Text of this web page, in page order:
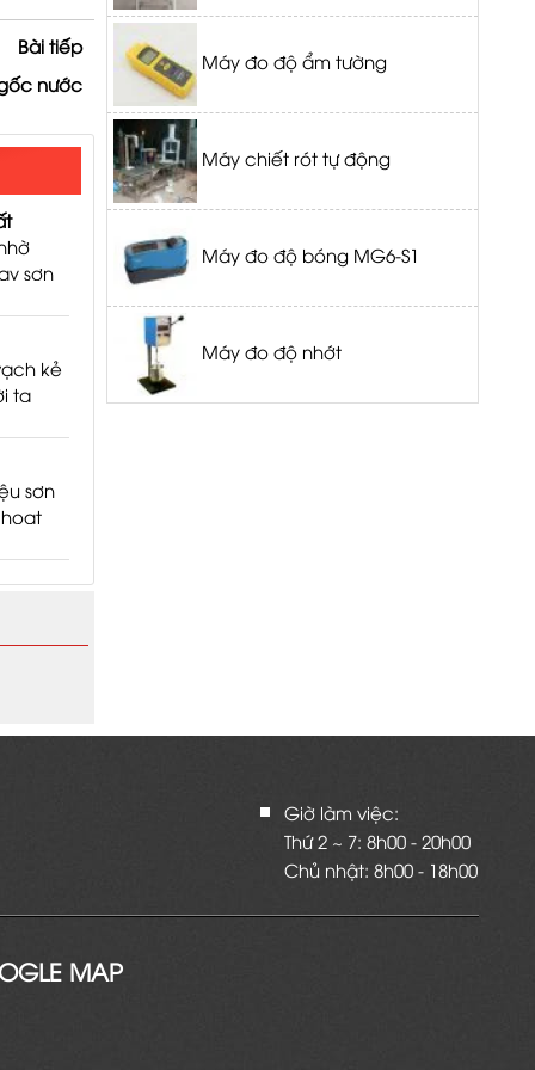
Bài tiếp
nước
sơn
ý,
hề
kẻ
ta
trí,
sơn
sơn
Máy đo độ ẩm tường
Máy chiết rót tự động
Máy đo độ bóng MG6-S1
Máy đo độ nhớt
Giờ làm việc:
Thứ 2 ~ 7: 8h00 - 20h00
Chủ nhật: 8h00 - 18h00
MAP